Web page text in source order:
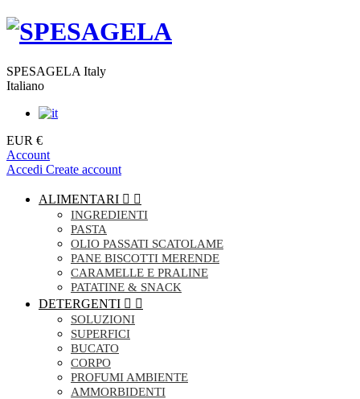
SPESAGELA Italy
Italiano
EUR €
Account
Accedi Create account
ALIMENTARI  
INGREDIENTI
PASTA
OLIO PASSATI SCATOLAME
PANE BISCOTTI MERENDE
CARAMELLE E PRALINE
PATATINE & SNACK
DETERGENTI  
SOLUZIONI
SUPERFICI
BUCATO
CORPO
PROFUMI AMBIENTE
AMMORBIDENTI